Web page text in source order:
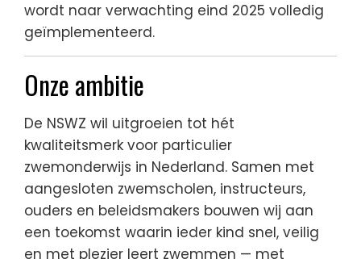
wordt naar verwachting eind 2025 volledig
geïmplementeerd.
Onze ambitie
De NSWZ wil uitgroeien tot hét
kwaliteitsmerk voor particulier
zwemonderwijs in Nederland. Samen met
aangesloten zwemscholen, instructeurs,
ouders en beleidsmakers bouwen wij aan
een toekomst waarin ieder kind snel, veilig
en met plezier leert zwemmen — met